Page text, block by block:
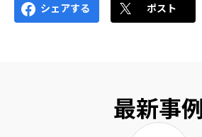
シェアする ポスト
最新事例